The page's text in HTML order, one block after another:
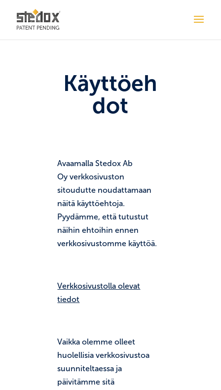
Käyttöeh
dot
Avaamalla Stedox Ab
Oy verkkosivuston
sitoudutte noudattamaan
näitä käyttöehtoja.
Pyydämme, että tutustut
näihin ehtoihin ennen
verkkosivustomme käyttöä.
Verkkosivustolla olevat
tiedot
Vaikka olemme olleet
huolellisia verkkosivustoa
suunniteltaessa ja
päivitämme sitä